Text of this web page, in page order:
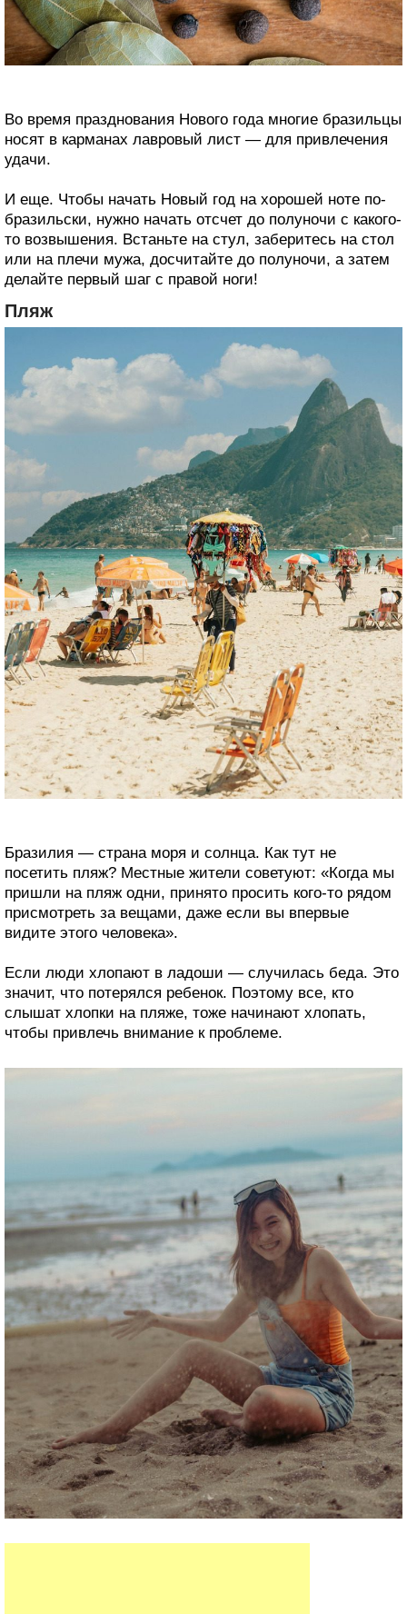
Во время празднования Нового года многие бразильцы
носят в карманах лавровый лист — для привлечения
удачи.
И еще. Чтобы начать Новый год на хорошей ноте по-
бразильски, нужно начать отсчет до полуночи с какого-
то возвышения. Встаньте на стул, заберитесь на стол
или на плечи мужа, досчитайте до полуночи, а затем
делайте первый шаг с правой ноги!
Пляж
Бразилия — страна моря и солнца. Как тут не
посетить пляж? Местные жители советуют: «Когда мы
пришли на пляж одни, принято просить кого-то рядом
присмотреть за вещами, даже если вы впервые
видите этого человека».
Если люди хлопают в ладоши — случилась беда. Это
значит, что потерялся ребенок. Поэтому все, кто
слышат хлопки на пляже, тоже начинают хлопать,
чтобы привлечь внимание к проблеме.